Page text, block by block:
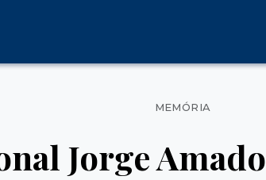
Categorias
MEMÓRIA
Jorge